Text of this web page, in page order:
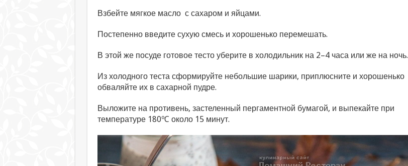
Взбейте мягкое масло с сахаром и яйцами.
Постепенно введите сухую смесь и хорошенько перемешать.
В этой же посуде готовое тесто уберите в холодильник на 2–4 часа или же на ночь.
Из холодного теста сформируйте небольшие шарики, приплюсните и хорошенько
обваляйте их в сахарной пудре.
Выложите на противень, застеленный пергаментной бумагой, и выпекайте при
температуре 180ºC около 15 минут.